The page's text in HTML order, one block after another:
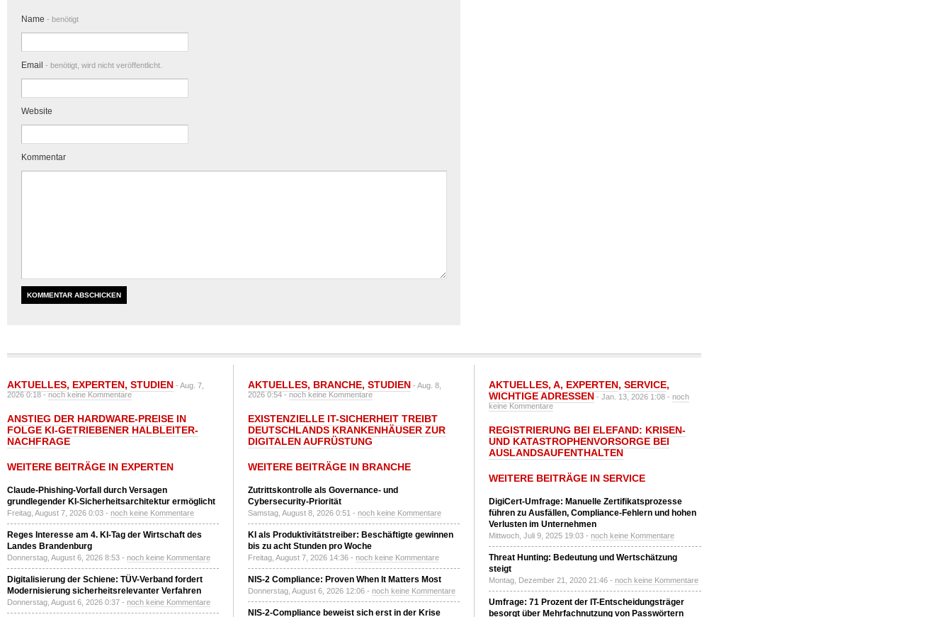
Name - benötigt
Email - benötigt, wird nicht veröffentlicht.
Website
Kommentar
AKTUELLES, EXPERTEN, STUDIEN - Aug. 7,
2026 0:18 -noch keine Kommentare
ANSTIEG DER HARDWARE-PREISE IN
FOLGE KI-GETRIEBENER HALBLEITER-
NACHFRAGE
WEITERE BEITRÄGE IN EXPERTEN
Claude-Phishing-Vorfall durch Versagen
grundlegender KI-Sicherheitsarchitektur ermöglicht
Freitag, August 7, 2026 0:03 - noch keine Kommentare
Reges Interesse am 4. KI-Tag der Wirtschaft des
Landes Brandenburg
Donnerstag, August 6, 2026 8:53 - noch keine Kommentare
Digitalisierung der Schiene: TÜV-Verband fordert
Modernisierung sicherheitsrelevanter Verfahren
Donnerstag, August 6, 2026 0:37 - noch keine Kommentare
AKTUELLES, BRANCHE, STUDIEN - Aug. 8,
2026 0:54 -noch keine Kommentare
EXISTENZIELLE IT-SICHERHEIT TREIBT
DEUTSCHLANDS KRANKENHÄUSER ZUR
DIGITALEN AUFRÜSTUNG
WEITERE BEITRÄGE IN BRANCHE
Zutrittskontrolle als Governance- und
Cybersecurity-Priorität
Samstag, August 8, 2026 0:51 - noch keine Kommentare
KI als Produktivitätstreiber: Beschäftigte gewinnen
bis zu acht Stunden pro Woche
Freitag, August 7, 2026 14:36 - noch keine Kommentare
NIS-2 Compliance: Proven When It Matters Most
Donnerstag, August 6, 2026 12:06 - noch keine Kommentare
NIS-2-Compliance beweist sich erst in der Krise
AKTUELLES, A, EXPERTEN, SERVICE,
WICHTIGE ADRESSEN - Jan. 13, 2026 1:08 - noch
keine Kommentare
REGISTRIERUNG BEI ELEFAND: KRISEN-
UND KATASTROPHENVORSORGE BEI
AUSLANDSAUFENTHALTEN
WEITERE BEITRÄGE IN SERVICE
DigiCert-Umfrage: Manuelle Zertifikatsprozesse
führen zu Ausfällen, Compliance-Fehlern und hohen
Verlusten im Unternehmen
Mittwoch, Juli 9, 2025 19:03 - noch keine Kommentare
Threat Hunting: Bedeutung und Wertschätzung
steigt
Montag, Dezember 21, 2020 21:46 - noch keine Kommentare
Umfrage: 71 Prozent der IT-Entscheidungsträger
besorgt über Mehrfachnutzung von Passwörtern